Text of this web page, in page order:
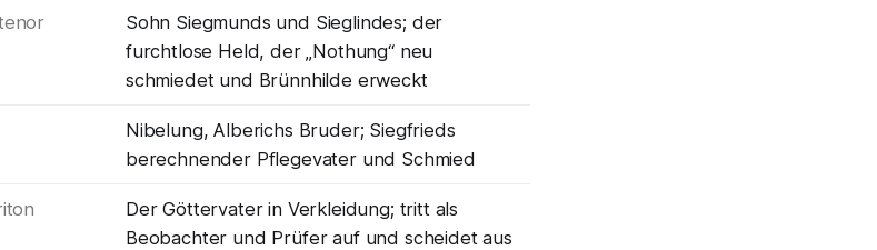
Sohn Siegmunds und Sieglindes; der
furchtlose Held, der „Nothung“ neu
schmiedet und Brünnhilde erweckt
Nibelung, Alberichs Bruder; Siegfrieds
berechnender Pflegevater und Schmied
Der Göttervater in Verkleidung; tritt als
Beobachter und Prüfer auf und scheidet aus